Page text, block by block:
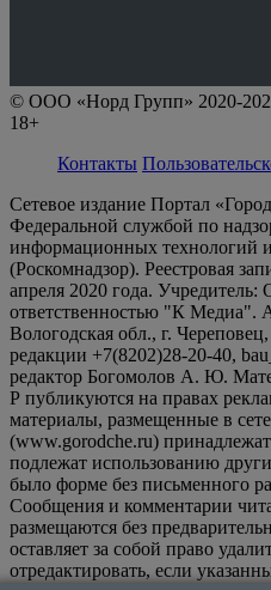
© ООО «Норд Групп» 2020-2023
18+
Контакты
Сетевое издание Портал
Федеральной службой по
информационных технологий
(Роскомнадзор). Реестровая
апреля 2020 года.
ответственностью "К Медиа".
Вологодская обл., г.
редакции +7(8202)28-20-40,
редактор Богомолов А. Ю.
Р публикуются на правах
материалы, размещенные в
(www.gorodche.ru)
подлежат использованию
было форме без письменного
Сообщения и комментарии
размещаются без
оставляет за собой право
отредактировать, если